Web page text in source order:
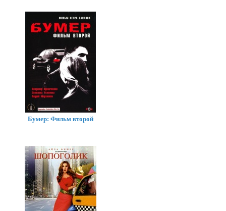
Бумер: Фильм второй